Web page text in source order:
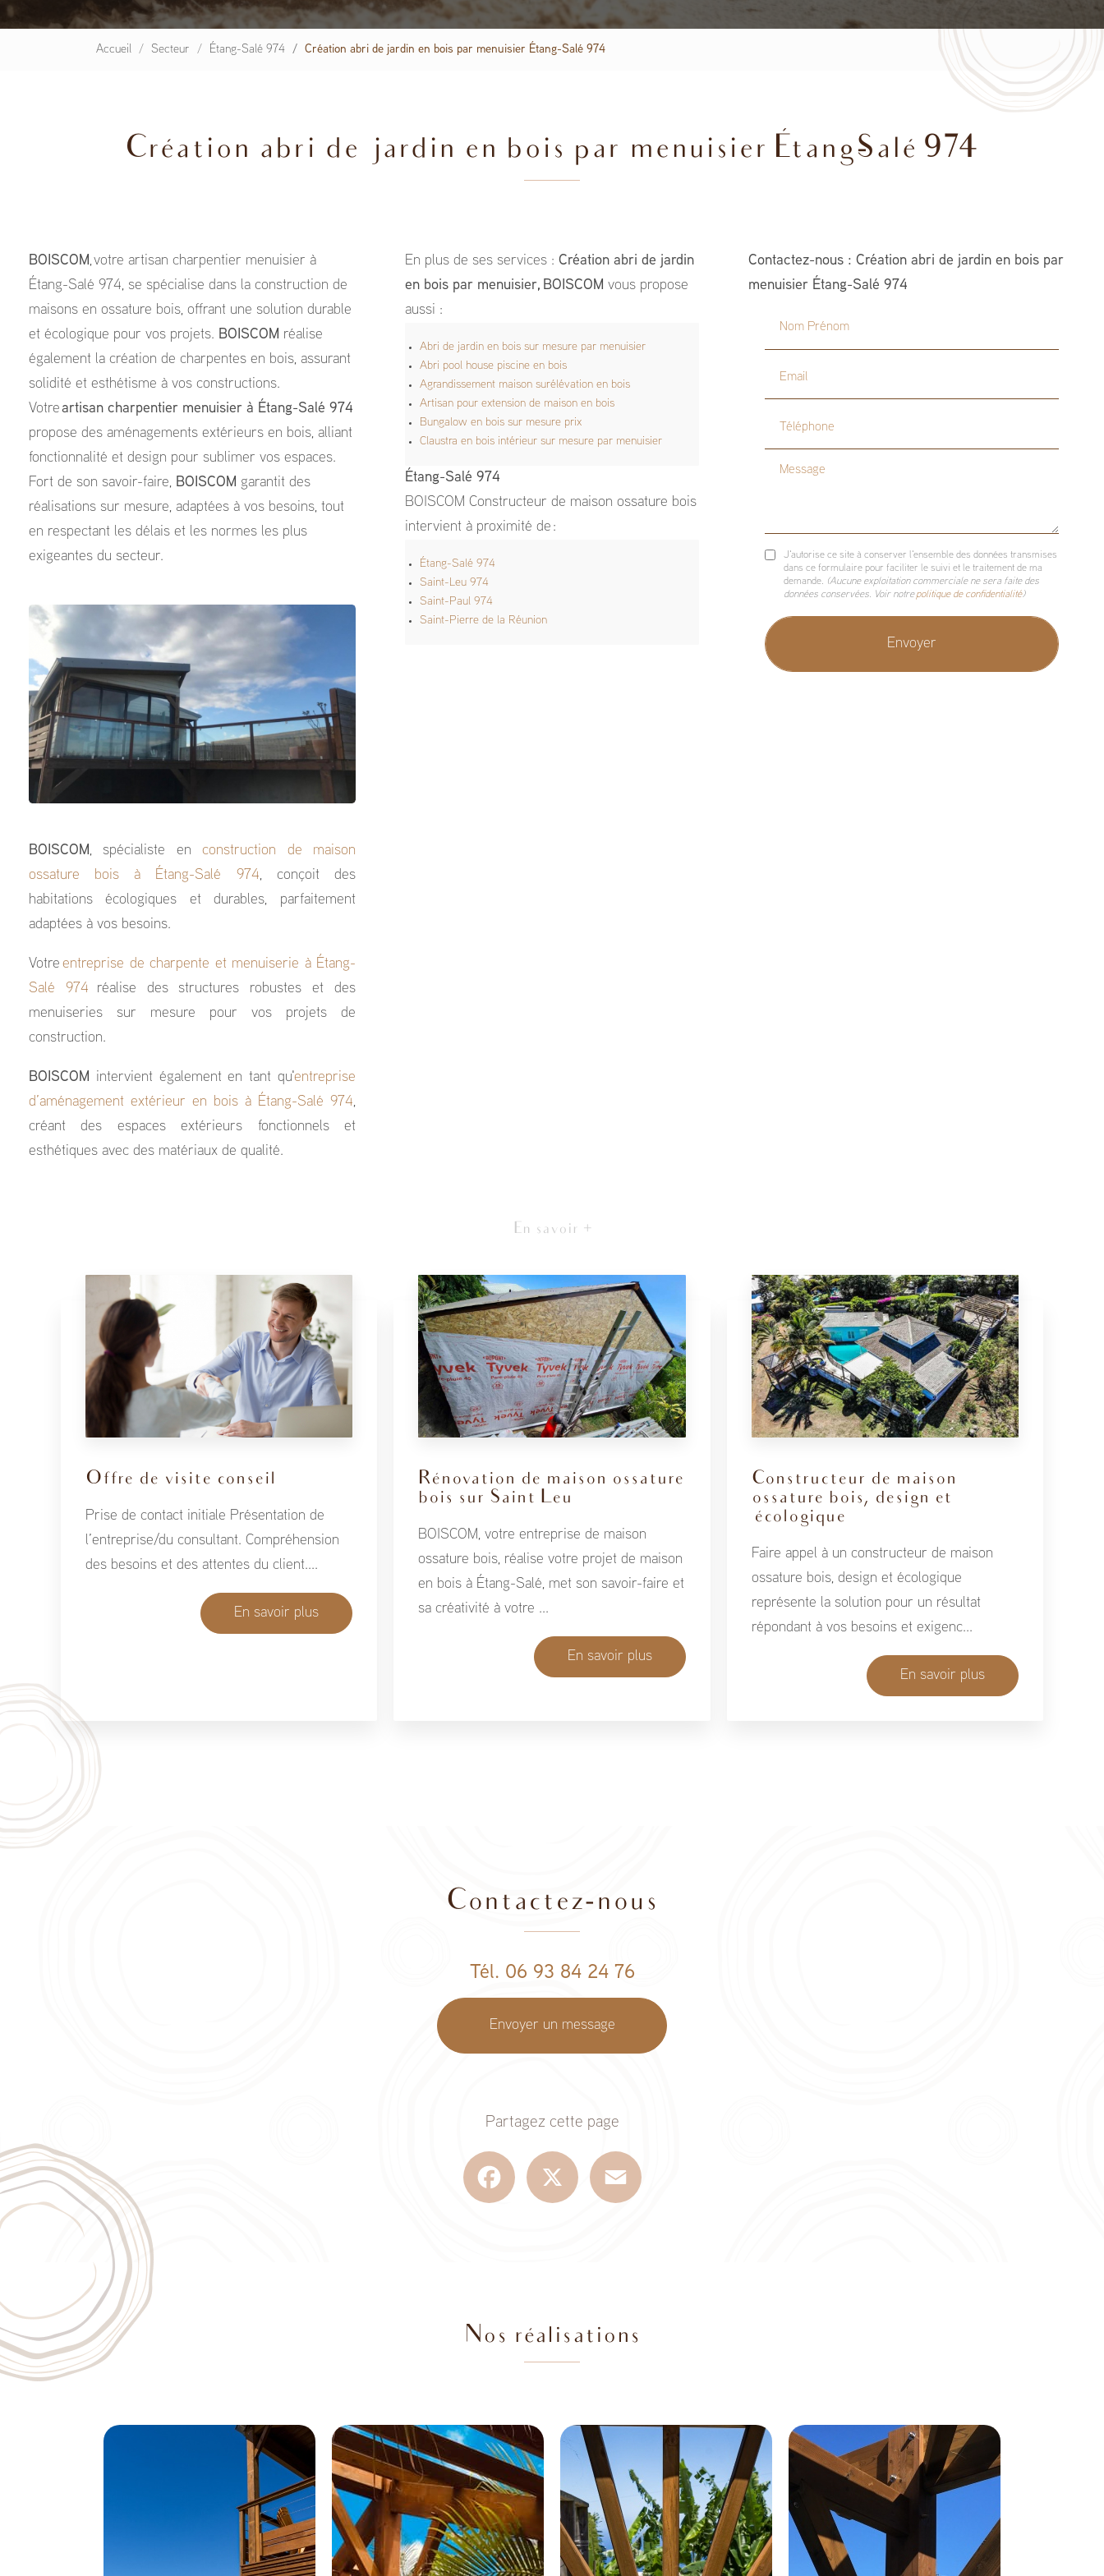
Accueil Secteur Étang-Salé 974 Création abri de jardin en bois par menuisier Étang-Salé 974
Création abri de jardin en bois par menuisier Étang-Salé 974
BOISCOM, votre artisan charpentier menuisier à
Étang-Salé 974, se spécialise dans la construction de
maisons en ossature bois, offrant une solution durable
et écologique pour vos projets. BOISCOM réalise
également la création de charpentes en bois, assurant
solidité et esthétisme à vos constructions.
Votreartisan charpentier menuisier à Étang-Salé 974
propose des aménagements extérieurs en bois, alliant
fonctionnalité et design pour sublimer vos espaces.
Fort de son savoir-faire, BOISCOM garantit des
réalisations sur mesure, adaptées à vos besoins, tout
en respectant les délais et les normes les plus
exigeantes du secteur.
BOISCOM, spécialiste enconstruction de maison
ossature bois à Étang-Salé 974, conçoit des
habitations écologiques et durables, parfaitement
adaptées à vos besoins.
Votreentreprise de charpente et menuiserie à Étang-
Salé 974 réalise des structures robustes et des
menuiseries sur mesure pour vos projets de
construction.
BOISCOM intervient également en tant qu'entreprise
d’aménagement extérieur en bois à Étang-Salé 974,
créant des espaces extérieurs fonctionnels et
esthétiques avec des matériaux de qualité.
En plus de ses services : Création abri de jardin
en bois par menuisier, BOISCOM vous propose
aussi :
Abri de jardin en bois sur mesure par menuisier
Abri pool house piscine en bois
Agrandissement maison surélévation en bois
Artisan pour extension de maison en bois
Bungalow en bois sur mesure prix
Claustra en bois intérieur sur mesure par menuisier
Étang-Salé 974
BOISCOM Constructeur de maison ossature bois
intervient à proximité de :
Étang-Salé 974
Saint-Leu 974
Saint-Paul 974
Saint-Pierre de la Réunion
Contactez-nous : Création abri de jardin en bois par
menuisier Étang-Salé 974
Nom Prénom
Email
Message
J'autorise ce site à conserver l'ensemble des données transmises
dans ce formulaire pour faciliter le suivi et le traitement de ma
demande. (Aucune exploitation commerciale ne sera faite des
données conservées. Voir notrepolitique de confidentialité)
En savoir +
Offre de visite conseil
Prise de contact initiale Présentation de
l’entreprise/du consultant. Compréhension
des besoins et des attentes du client....
En savoir plus
Rénovation de maison ossature
bois sur Saint Leu
BOISCOM, votre entreprise de maison
ossature bois, réalise votre projet de maison
en bois à Étang-Salé, met son savoir-faire et
sa créativité à votre ...
En savoir plus
Constructeur de maison
ossature bois, design et
écologique
Faire appel à un constructeur de maison
ossature bois, design et écologique
représente la solution pour un résultat
répondant à vos besoins et exigenc...
En savoir plus
Contactez-nous
Tél. 06 93 84 24 76
Envoyer un message
Partagez cette page
Facebook
Nos réalisations